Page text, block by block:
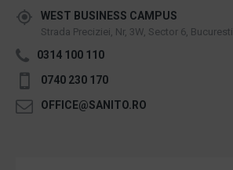
WEST BUSINESS CAMPUS
Strada Preciziei, Nr, 3W, Sector 6, Bucuresti
0314 100 110
0740 230 170
OFFICE@SANITO.RO